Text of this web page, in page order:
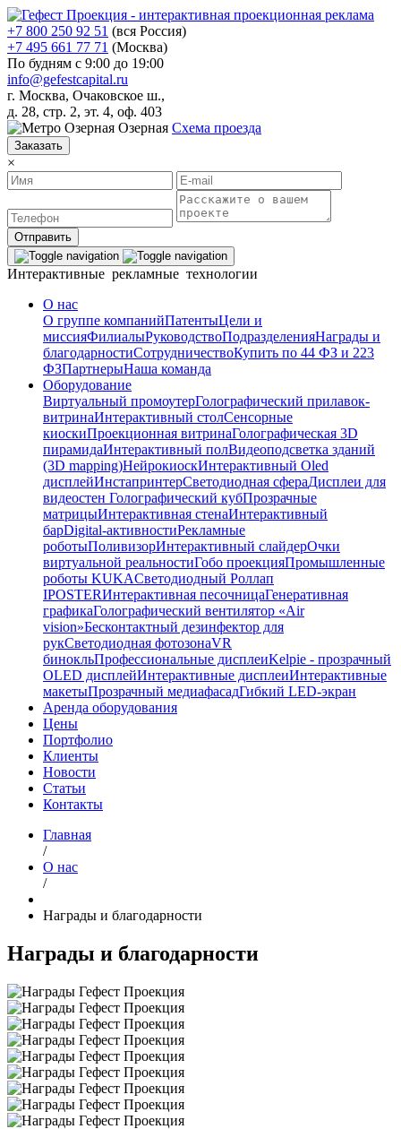
+7 800 250 92 51 (вся Россия)
+7 495 661 77 71 (Москва)
По будням с 9:00 до 19:00
info@gefestcapital.ru
г. Москва, Очаковское ш.,
д. 28, стр. 2, эт. 4, оф. 403
Озерная Схема проезда
Заказать
×
Отправить
Интерактивные рекламные технологии
О нас
О группе компанийПатентыЦели и
миссияФилиалыРуководствоПодразделенияНаграды и
благодарностиСотрудничествоКупить по 44 ФЗ и 223
ФЗПартнерыНаша команда
Оборудование
Виртуальный промоутерГолографический прилавок-
витринаИнтерактивный столСенсорные
киоскиПроекционная витринаГолографическая 3D
пирамидаИнтерактивный полВидеоподсветка зданий
(3D mapping)НейрокиоскИнтерактивный Oled
дисплейИнстапринтерСветодиодная сфераДисплеи для
видеостен Голографический кубПрозрачные
матрицыИнтерактивная стенаИнтерактивный
барDigital-активностиРекламные
роботыПоливизорИнтерактивный слайдерОчки
виртуальной реальностиГобо проекцияПромышленные
роботы KUKAСветодиодный Роллап
IPOSTERИнтерактивная песочницаГенеративная
графикаГолографический вентилятор «Air
vision»Бесконтактный дезинфектор для
рукСветодиодная фотозонаVR
бинокльПрофессиональные дисплеиKelpie - прозрачный
OLED дисплейИнтерактивные дисплеиИнтерактивные
макетыПрозрачный медиафасадГибкий LED-экран
Аренда оборудования
Цены
Портфолио
Клиенты
Новости
Статьи
Контакты
Главная
/
О нас
/
Награды и благодарности
Награды и благодарности